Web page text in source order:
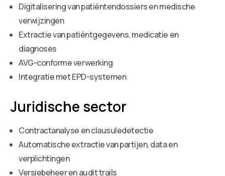
Digitalisering van patiëntendossiers en medische
verwijzingen
Extractie van patiëntgegevens, medicatie en
diagnoses
AVG-conforme verwerking
Integratie met EPD-systemen
Juridische sector
Contractanalyse en clausuledetectie
Automatische extractie van partijen, data en
verplichtingen
Versiebeheer en audit trails